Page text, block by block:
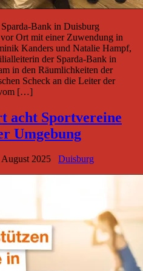
Bank in Duisburg
Ort mit einer Zuwendung in
Kanders und Natalie Hampf,
der Sparda-Bank in
in den Räumlichkeiten der
Scheck an die Leiter der
vom […]
acht Sportvereine
Umgebung
August 2025 Duisburg